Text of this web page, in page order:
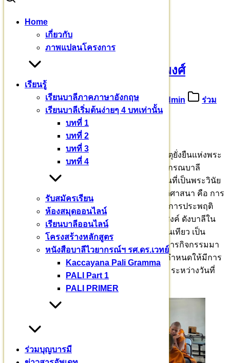
Home
เกี่ยวกับ
ภาพแปลนโครงการ
เรียนรู้
เรียนบาลีภาคภาษาอังกฤษ
เรียนบาลีเริ่มต้นง่ายๆ 4 บทเท่านั้น
บทที่ 1
บทที่ 2
บทที่ 3
บทที่ 4
รับสมัครเรียน
ห้องสมุดออนไลน์
เรียนบาลีออนไลน์
โครงสร้างหลักสูตร
หนังสือบาลีไวยากรณ์ฯ รศ.ดร.เวทย์
Kaccayana Pali Gramma
PALI Part 1
PALI PRIMER
ร่วมบุญบารมี
Search
ขออนุโมทนาบุญ พระมหากันตพงศ์
ขออนุโมทนาบุญ พระมหากันตพงศ์
23 มกราคม 256727 มกราคม 2024 admin
ร่วม
บุญพระปริยัติศาสนา
พระวินัย การบัญญัติสิกขาบท ปาติโมกข์ เป็นเหตุยั่งยืนแห่งพระ
สัทธรรม เป็นอายุพระพุทธศาสนา มหาวชิราลงกรณบาลี
เถรวาทราชวิทยาลัย ได้นำบาลีพระไตรปิฎกส่วนที่เป็นพระวินัย
สิกขาบทบัญญัติพระปาติโมกข์ เข้าสู่ระบบปริยัติศาสนา คือ การ
ศึกษาเล่าเรียน ทรงจำ กล่าวบอก รวมทั้งนำไปสู่การประพฤติ
ตามสิกขาบทบัญญัติอย่างถูกต้องตามพุทธประสงค์ ดังบาลีใน
สัททนีติว่า ปริยตฺติเยว สาสนสฺส มูลํ พระปริยัตินั่นเทียว เป็น
รากฐานอันมั่นคงแห่งพระศาสนา ดำเนินโครงการกิจกรรมมา
ตั้งแต่เข้าพรรษากาล ๒๕๖๖ และกำหนดให้มีการ
สัมมนาพระวินัยปิฎก สอบทรงจำพระปาฏิโมกข์ ระหว่างวันที่
๒๖ มกราคม – ๒ กุมภาพันธ์ ๒๕๖๗ รวม ๗ วัน